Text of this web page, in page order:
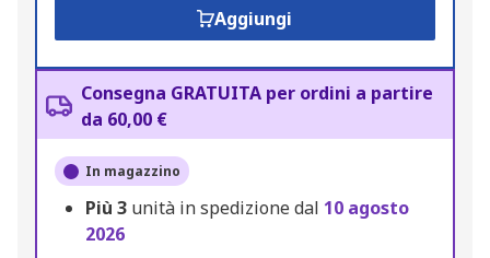
Aggiungi
Consegna GRATUITA per ordini a partire
da 60,00 €
In magazzino
Più 3 unità in spedizione dal 10 agosto
2026